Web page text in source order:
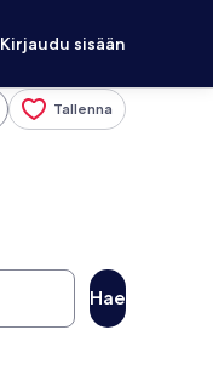
Kirjaudu sisään
Tallenna
Hae